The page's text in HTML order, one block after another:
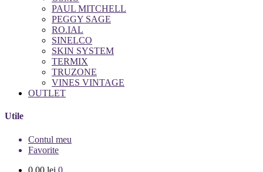
PAUL MITCHELL
PEGGY SAGE
RO.IAL
SINELCO
SKIN SYSTEM
TERMIX
TRUZONE
VINES VINTAGE
OUTLET
Utile
Contul meu
Favorite
0.00 lei 0